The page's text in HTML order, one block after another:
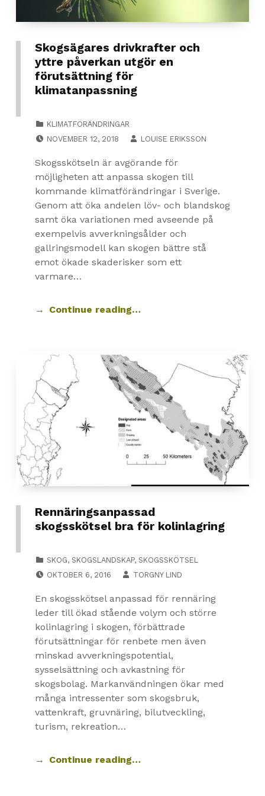
Skogsägares drivkrafter och
yttre påverkan utgör en
förutsättning för
klimatanpassning
KLIMATFÖRÄNDRINGAR
NOVEMBER 12, 2018
LOUISE ERIKSSON
Skogsskötseln är avgörande för
möjligheten att anpassa skogen till
kommande klimatförändringar i Sverige.
Genom att öka andelen löv- och blandskog
samt öka variationen med avseende på
exempelvis avverkningsålder och
gallringsmodell kan skogen bättre stå
emot ökade skaderisker som ett
varmare…
Continue reading…
Rennäringsanpassad
skogsskötsel bra för kolinlagring
SKOG, SKOGSLANDSKAP, SKOGSSKÖTSEL
OKTOBER 6, 2016
TORGNY LIND
En skogsskötsel anpassad för rennäring
leder till ökad stående volym och större
kolinlagring i skogen, förbättrade
förutsättningar för renbete men även
minskad avverkningspotential,
sysselsättning och avkastning för
skogsbolag. Markanvändningen ökar med
många intressenter som skogsbruk,
vattenkraft, gruvnäring, bilutveckling,
turism, rekreation…
Continue reading…